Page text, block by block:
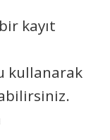
kayıt
kullanarak